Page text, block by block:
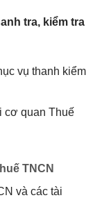
tra, kiểm tra
vụ thanh kiểm
cơ quan Thuế
TNCN
và các tài